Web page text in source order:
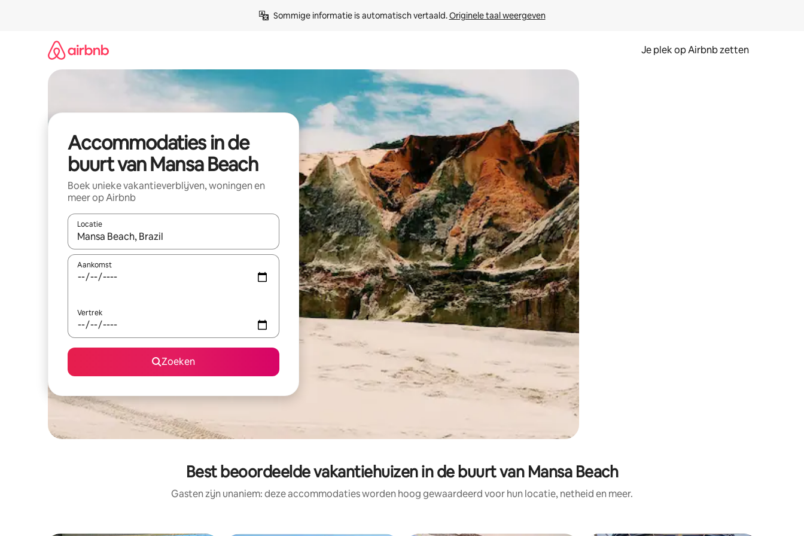
Sommige informatie is automatisch vertaald. Originele taal weergeven
Je plek op Airbnb zetten
Accommodaties in de
buurt van Mansa Beach
Boek unieke vakantieverblijven, woningen en
meer op Airbnb
Locatie
Wanneer er resultaten beschikbaar zijn, maak je een keuze met je de pijltjestoetsen omhoog en omlaag, óf door te tikken of swipen.
Aankomst
Vertrek
Zoeken
Best beoordeelde vakantiehuizen in de buurt van Mansa Beach
Gasten zijn unaniem: deze accommodaties worden hoog gewaardeerd voor hun locatie, netheid en meer.